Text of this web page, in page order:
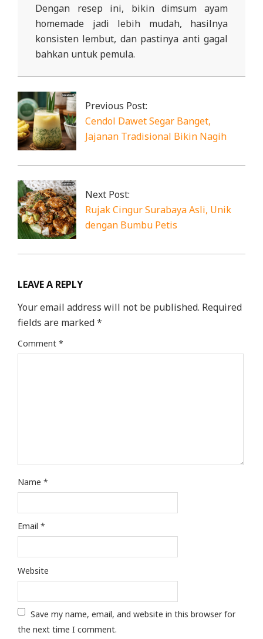
Dengan resep ini, bikin dimsum ayam
homemade jadi lebih mudah, hasilnya
konsisten lembut, dan pastinya anti gagal
bahkan untuk pemula.
2025-
12-
29
Previous Post:
Cendol Dawet Segar Banget,
Jajanan Tradisional Bikin Nagih
Next Post:
Rujak Cingur Surabaya Asli, Unik
dengan Bumbu Petis
LEAVE A REPLY
Your email address will not be published. Required
fields are marked*
Comment *
Name *
Email *
Website
Save my name, email, and website in this browser for
the next time I comment.